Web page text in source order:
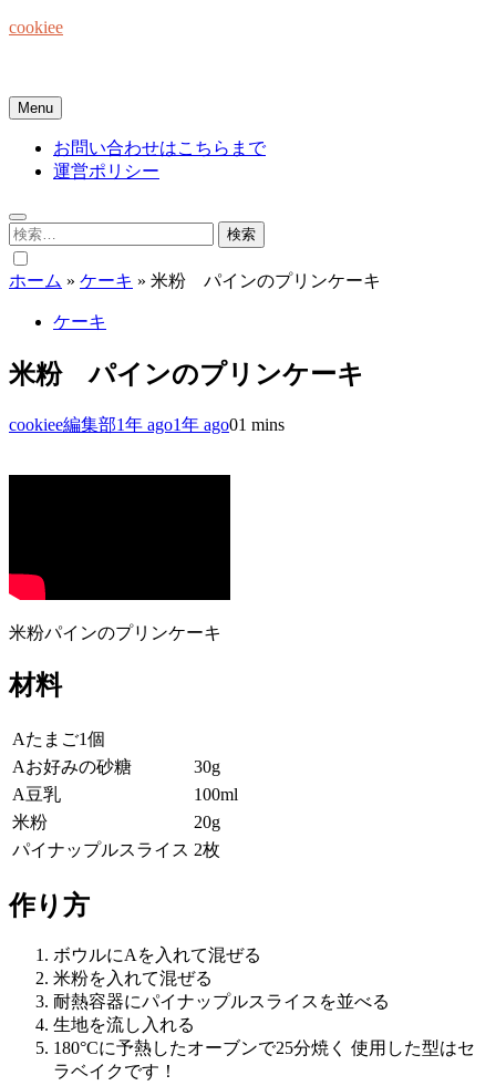
Skip
cookiee
Menu
お問い合わせはこちらまで
運営ポリシー
検
索:
ホーム » ケーキ » 米粉 パインのプリンケーキ
ケーキ
米粉 パインのプリンケーキ
cookiee編集部1年 ago1年 ago01 mins
米粉パインのプリンケーキ
材料
Aたまご1個
Aお好みの砂糖
30g
A豆乳
100ml
米粉
20g
パイナップルスライス 2枚
作り方
ボウルにAを入れて混ぜる
米粉を入れて混ぜる
耐熱容器にパイナップルスライスを並べる
生地を流し入れる
180°Cに予熱したオーブンで25分焼く 使用した型はセ
ラベイクです！